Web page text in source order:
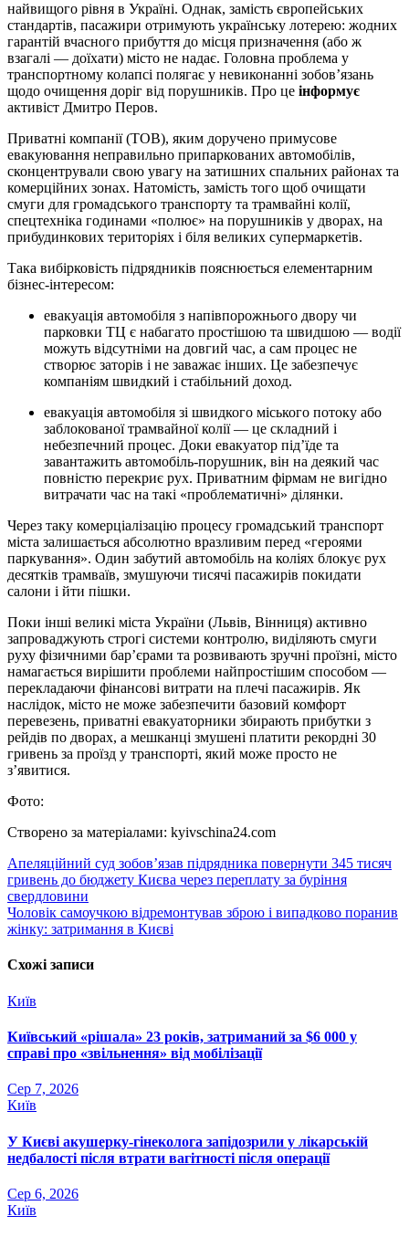
найвищого рівня в Україні. Однак, замість європейських
стандартів, пасажири отримують українську лотерею: жодних
гарантій вчасного прибуття до місця призначення (або ж
взагалі — доїхати) місто не надає. Головна проблема у
транспортному колапсі полягає у невиконанні зобов’язань
щодо очищення доріг від порушників. Про це інформує
активіст Дмитро Перов.
Приватні компанії (ТОВ), яким доручено примусове
евакуювання неправильно припаркованих автомобілів,
сконцентрували свою увагу на затишних спальних районах та
комерційних зонах. Натомість, замість того щоб очищати
смуги для громадського транспорту та трамвайні колії,
спецтехніка годинами «полює» на порушників у дворах, на
прибудинкових територіях і біля великих супермаркетів.
Така вибірковість підрядників пояснюється елементарним
бізнес-інтересом:
евакуація автомобіля з напівпорожнього двору чи
парковки ТЦ є набагато простішою та швидшою — водії
можуть відсутніми на довгий час, а сам процес не
створює заторів і не заважає інших. Це забезпечує
компаніям швидкий і стабільний доход.
евакуація автомобіля зі швидкого міського потоку або
заблокованої трамвайної колії — це складний і
небезпечний процес. Доки евакуатор під’їде та
завантажить автомобіль-порушник, він на деякий час
повністю перекриє рух. Приватним фірмам не вигідно
витрачати час на такі «проблематичні» ділянки.
Через таку комерціалізацію процесу громадський транспорт
міста залишається абсолютно вразливим перед «героями
паркування». Один забутий автомобіль на коліях блокує рух
десятків трамваїв, змушуючи тисячі пасажирів покидати
салони і йти пішки.
Поки інші великі міста України (Львів, Вінниця) активно
запроваджують строгі системи контролю, виділяють смуги
руху фізичними бар’єрами та розвивають зручні проїзні, місто
намагається вирішити проблеми найпростішим способом —
перекладаючи фінансові витрати на плечі пасажирів. Як
наслідок, місто не може забезпечити базовий комфорт
перевезень, приватні евакуаторники збирають прибутки з
рейдів по дворах, а мешканці змушені платити рекордні 30
гривень за проїзд у транспорті, який може просто не
з’явитися.
Фото:
Створено за матеріалами: kyivschina24.com
Навігація
записів
Апеляційний суд зобов’язав підрядника повернути 345 тисяч
гривень до бюджету Києва через переплату за буріння
свердловини
Чоловік самоучкою відремонтував зброю і випадково поранив
жінку: затримання в Києві
Схожі записи
Київ
Київський «рішала» 23 років, затриманий за $6 000 у
справі про «звільнення» від мобілізації
Сер 7, 2026
Київ
У Києві акушерку-гінеколога запідозрили у лікарській
недбалості після втрати вагітності після операції
Сер 6, 2026
Київ